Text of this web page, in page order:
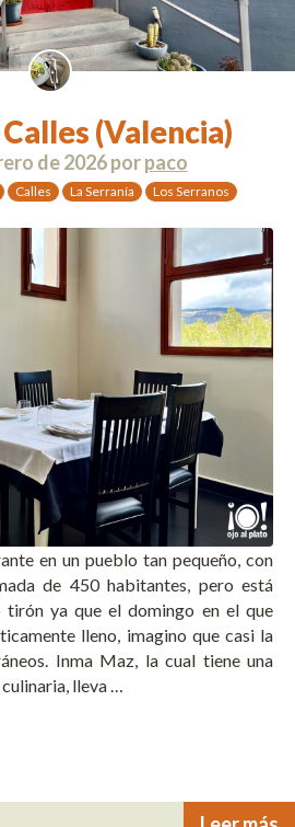
(Valencia)
de 2026porpaco
Calles La Serranía Los Serranos
en un pueblo tan pequeño, con
de 450 habitantes, pero está
tirón ya que el domingo en el que
lleno, imagino que casi la
Inma Maz, la cual tiene una
lleva …